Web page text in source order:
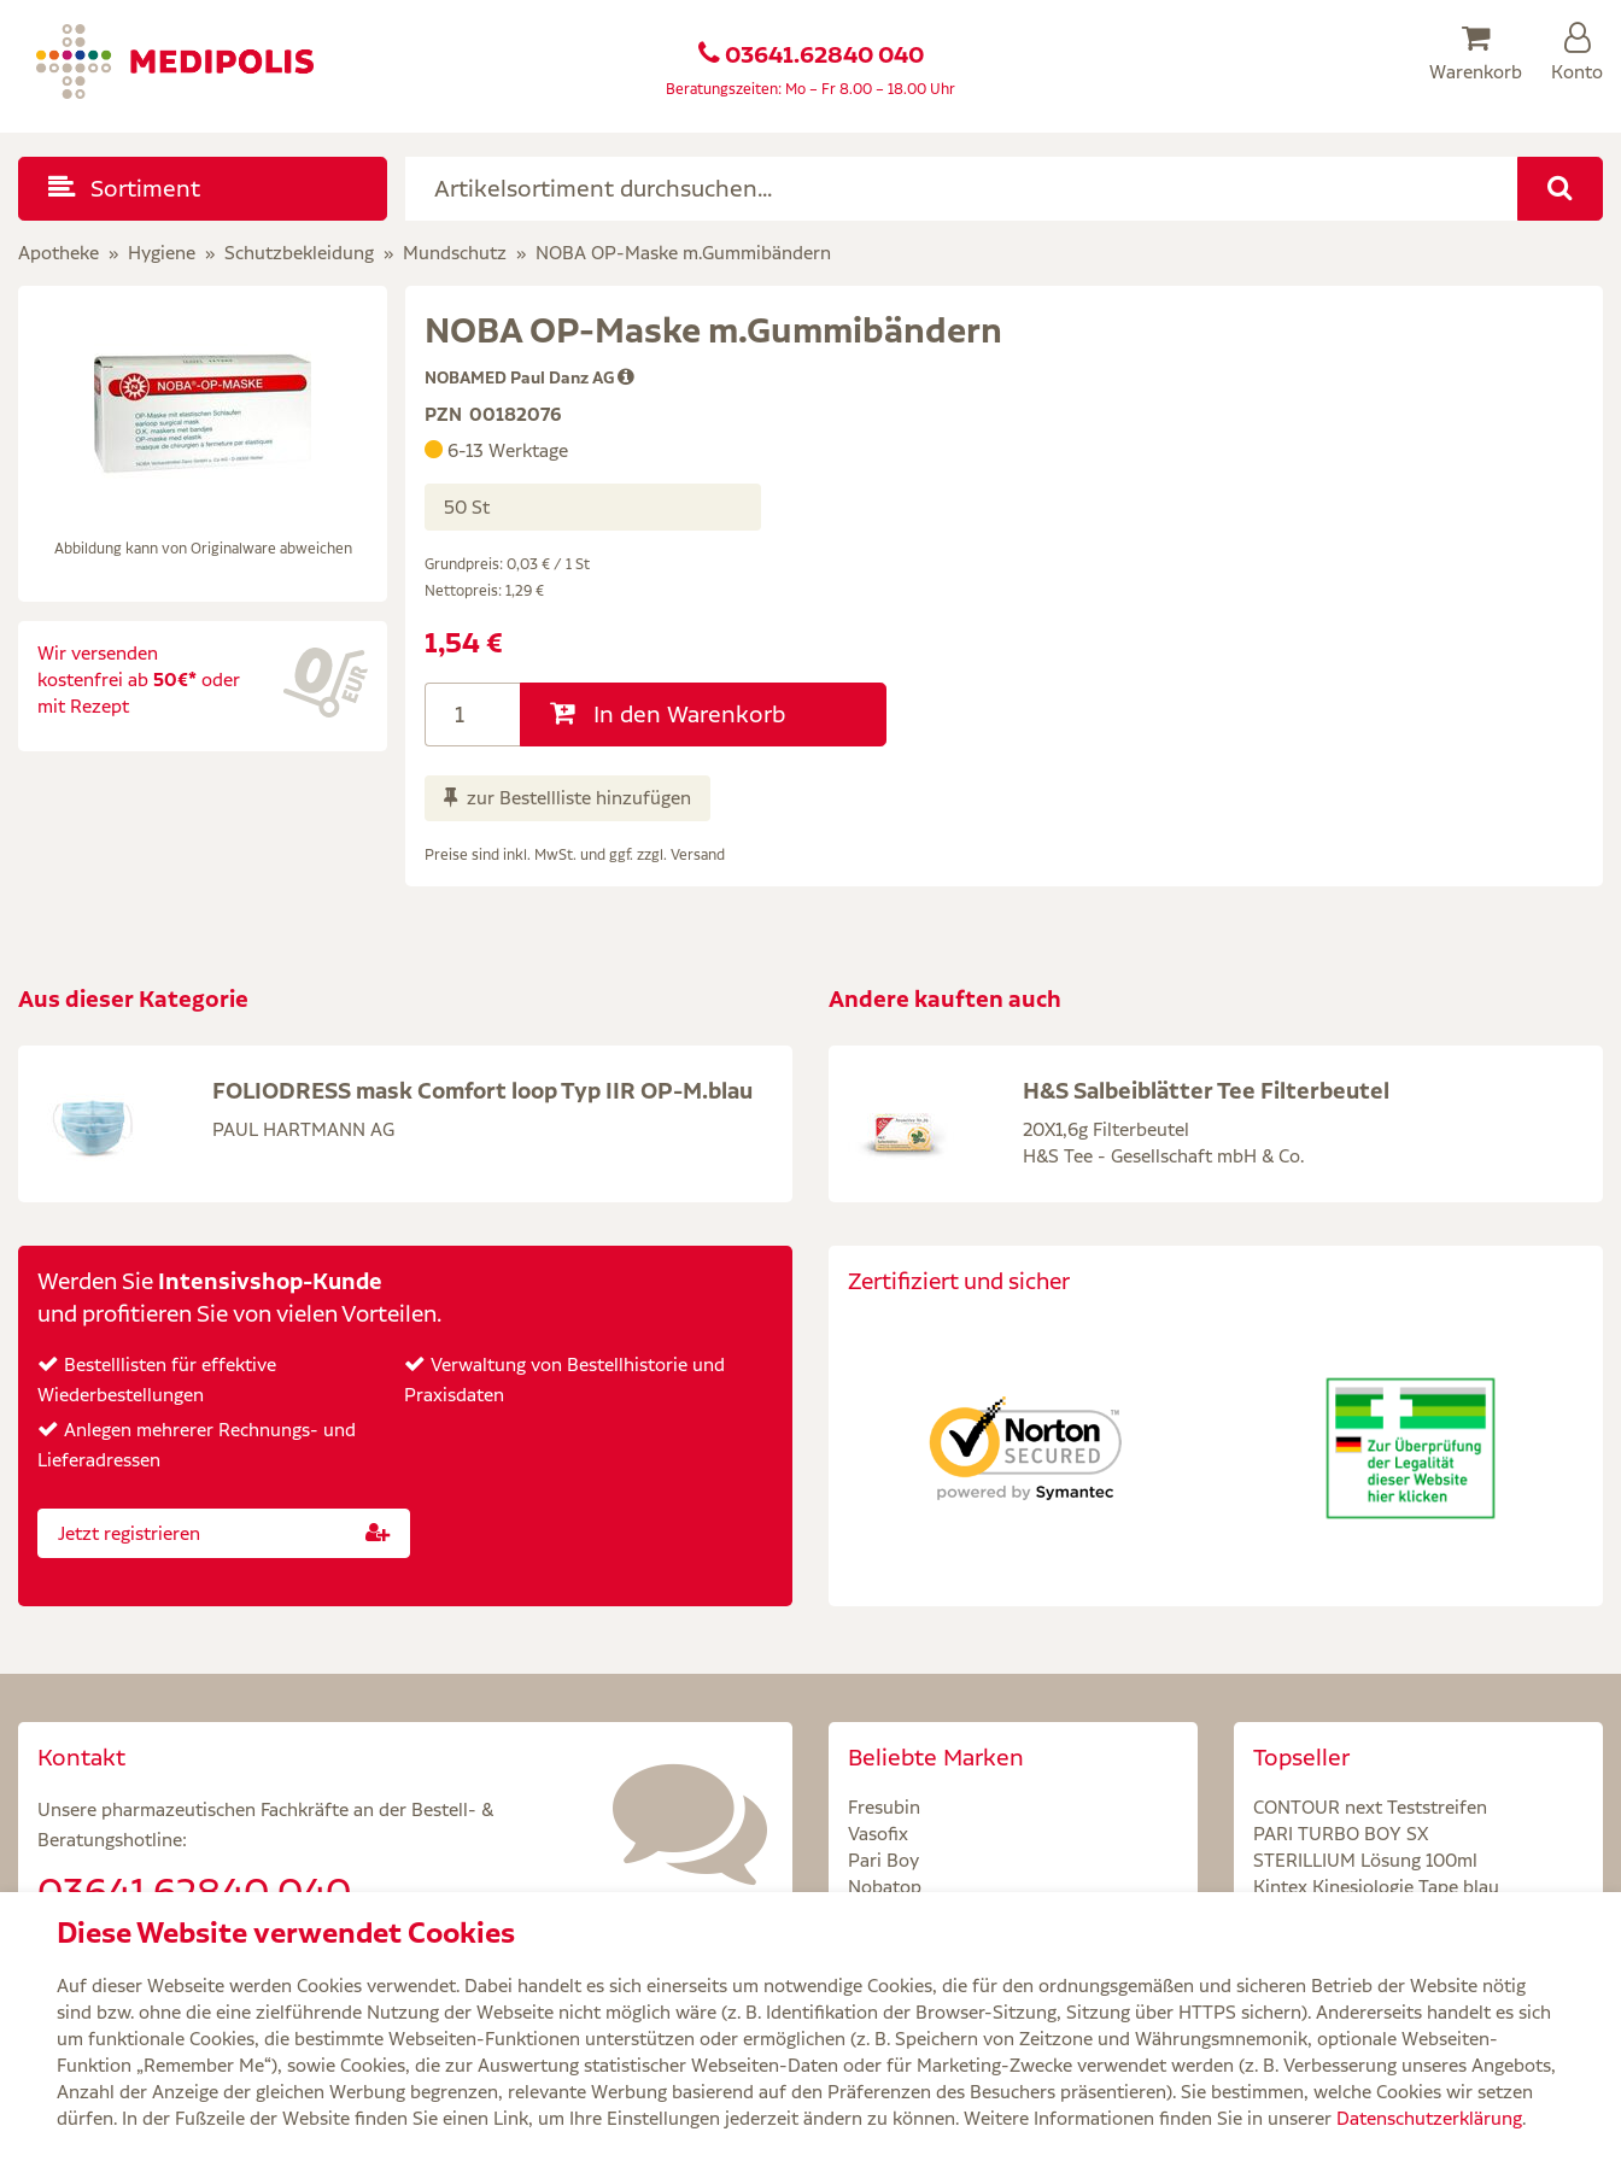
03641.62840 040
Beratungszeiten: Mo – Fr 8.00 – 18.00 Uhr
Warenkorb Konto
Sortiment
Apotheke Hygiene Schutzbekleidung Mundschutz NOBA OP-Maske m.Gummibändern
Abbildung kann von Originalware abweichen
Wir versenden
kostenfrei ab 50€* oder
mit Rezept
NOBA OP-Maske m.Gummibändern
NOBAMED Paul Danz AG
PZN 00182076
6-13 Werktage
50 St
Grundpreis: 0,03 € / 1 St
Nettopreis: 1,29 €
1,54 €
In den Warenkorb
zur Bestellliste hinzufügen
Preise sind inkl. MwSt. und ggf. zzgl. Versand
Aus dieser Kategorie
FOLIODRESS mask Comfort loop Typ IIR OP-M.blau
PAUL HARTMANN AG
Andere kauften auch
H&S Salbeiblätter Tee Filterbeutel
20X1,6g Filterbeutel
H&S Tee - Gesellschaft mbH & Co.
Werden Sie Intensivshop-Kunde
und profitieren Sie von vielen Vorteilen.
Bestelllisten für effektive
Wiederbestellungen
Anlegen mehrerer Rechnungs- und
Lieferadressen
Verwaltung von Bestellhistorie und
Praxisdaten
Jetzt registrieren
Zertifiziert und sicher
Kontakt
Unsere pharmazeutischen Fachkräfte an der Bestell- &
Beratungshotline:
03641.62840 040
Beratungszeiten: Mo – Fr 8.00 – 18.00 Uhr
Beliebte Marken
Fresubin
Vasofix
Pari Boy
Nobatop
Topseller
CONTOUR next Teststreifen
PARI TURBO BOY SX
STERILLIUM Lösung 100ml
Kintex Kinesiologie Tape blau
Service Versand und Lieferzeit Kontakt FAQ AGB Cookie-Einstellungen Datenschutz Erklärung zur Barrierefreiheit Widerruf Impressum
Zu Risiken und Nebenwirkungen lesen Sie die Packungsbeilage und fragen Sie Ihre Ärztin, Ihren Arzt oder in der Apotheke.
Diese Website verwendet Cookies
Auf dieser Webseite werden Cookies verwendet. Dabei handelt es sich einerseits um notwendige Cookies, die für den ordnungsgemäßen und sicheren Betrieb der Website nötig
sind bzw. ohne die eine zielführende Nutzung der Webseite nicht möglich wäre (z. B. Identifikation der Browser-Sitzung, Sitzung über HTTPS sichern). Andererseits handelt es sich
um funktionale Cookies, die bestimmte Webseiten-Funktionen unterstützen oder ermöglichen (z. B. Speichern von Zeitzone und Währungsmnemonik, optionale Webseiten-
Funktion „Remember Me“), sowie Cookies, die zur Auswertung statistischer Webseiten-Daten oder für Marketing-Zwecke verwendet werden (z. B. Verbesserung unseres Angebots,
Anzahl der Anzeige der gleichen Werbung begrenzen, relevante Werbung basierend auf den Präferenzen des Besuchers präsentieren). Sie bestimmen, welche Cookies wir setzen
dürfen. In der Fußzeile der Website finden Sie einen Link, um Ihre Einstellungen jederzeit ändern zu können. Weitere Informationen finden Sie in unserer Datenschutzerklärung.